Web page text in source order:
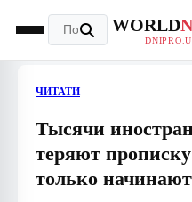
WORLD
ЧИТАТИ
Тысячи
теряют
только